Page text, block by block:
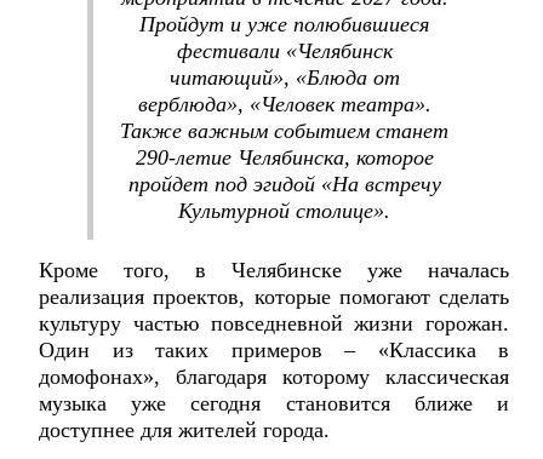
Пройдут и уже полюбившиеся
фестивали «Челябинск
читающий», «Блюда от
верблюда», «Человек театра».
Также важным событием станет
290-летие Челябинска, которое
пройдет под эгидой «На встречу
Культурной столице».
Кроме того, в Челябинске уже началась
реализация проектов, которые помогают сделать
культуру частью повседневной жизни горожан.
Один из таких примеров – «Классика в
домофонах», благодаря которому классическая
музыка уже сегодня становится ближе и
доступнее для жителей города.